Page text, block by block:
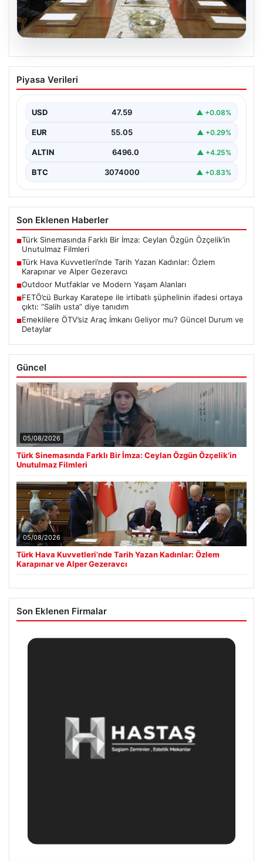
05.08.2026
Türk Hava Kuvvetleri’nde Tarih Yazan
Kadınlar: Özlem Karapınar ve Alper
Türkiye’nin savunma ve askeri tarihine yeni bir sayfa
Piyasa Verileri
USD 47.59 ▲ +0.08%
EUR 55.05 ▲ +0.29%
ALTIN 6496.0 ▲ +4.25%
BTC 3074000 ▲ +0.83%
Son Eklenen Haberler
■Türk Sinemasında Farklı Bir İmza: Ceylan Özgün Özçelik’in
Unutulmaz Filmleri
■Türk Hava Kuvvetleri’nde Tarih Yazan Kadınlar: Özlem
Karapınar ve Alper Gezeravcı
■Outdoor Mutfaklar ve Modern Yaşam Alanları
■FETÖ’cü Burkay Karatepe ile irtibatlı şüphelinin ifadesi ortaya
çıktı: “Salih usta” diye tanıdım
■Emeklilere ÖTV’siz Araç İmkanı Geliyor mu? Güncel Durum ve
Detaylar
Güncel
05/08/2026
Türk Sinemasında Farklı Bir İmza: Ceylan Özgün Özçelik’in
Unutulmaz Filmleri
05/08/2026
Türk Hava Kuvvetleri’nde Tarih Yazan Kadınlar: Özlem
Karapınar ve Alper Gezeravcı
Son Eklenen Firmalar